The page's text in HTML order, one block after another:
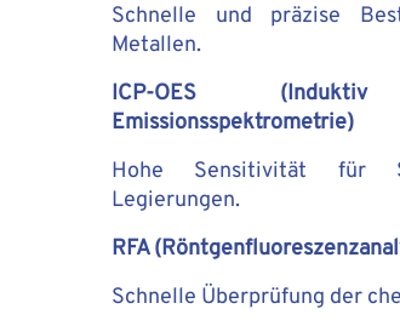
Schnelle und präzise
Metallen.
ICP-OES (Induktiv
Emissionsspektrometrie)
Hohe Sensitivität für
Legierungen.
RFA
Schnelle Überprüfung der